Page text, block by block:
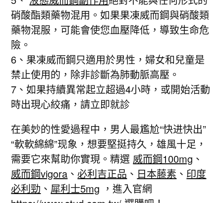
硝酸酯類藥物混用。如果果凍威而鋼與硝酸類
藥物混服，可能會使您血壓降低，導致生命危
險。
6、果凍威而鋼只適用於男性，婦女和兒童是
禁止使用的，除非診斷為肺動脈高壓。
7、如果持續異常起立超過4小時，或開始活動
時出現心絞痛，請立即就診
在美妙的性愛過程中，男人最尷尬“快进快出”
“軟軟綿綿”现象，想要堅挺持久，雄風十足，
需要它來幫助你實現。精選 威而鋼100mg 、
威而鋼vigora 、必利吉正品 、 日本藤素 、 印度
必利勁 、 犀利士5mg ，進入官網